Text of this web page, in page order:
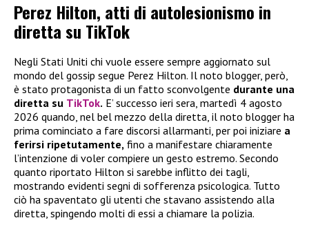
Perez Hilton, atti di autolesionismo in
diretta su TikTok
Negli Stati Uniti chi vuole essere sempre aggiornato sul
mondo del gossip segue Perez Hilton. Il noto blogger, però,
è stato protagonista di un fatto sconvolgente durante una
diretta su TikTok. E’ successo ieri sera, martedì 4 agosto
2026 quando, nel bel mezzo della diretta, il noto blogger ha
prima cominciato a fare discorsi allarmanti, per poi iniziare a
ferirsi ripetutamente, fino a manifestare chiaramente
l’intenzione di voler compiere un gesto estremo. Secondo
quanto riportato Hilton si sarebbe inflitto dei tagli,
mostrando evidenti segni di sofferenza psicologica. Tutto
ciò ha spaventato gli utenti che stavano assistendo alla
diretta, spingendo molti di essi a chiamare la polizia.